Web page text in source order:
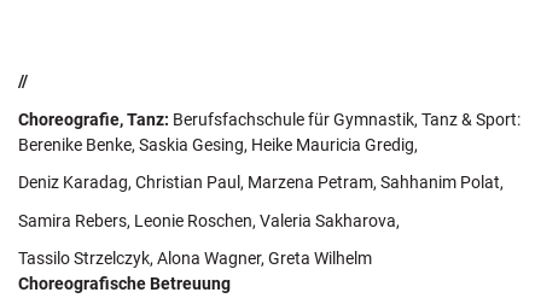
//
Choreografie, Tanz: Berufsfachschule für Gymnastik, Tanz & Sport:
Berenike Benke, Saskia Gesing, Heike Mauricia Gredig,
Deniz Karadag, Christian Paul, Marzena Petram, Sahhanim Polat,
Samira Rebers, Leonie Roschen, Valeria Sakharova,
Tassilo Strzelczyk, Alona Wagner, Greta Wilhelm
Choreografische Betreuung